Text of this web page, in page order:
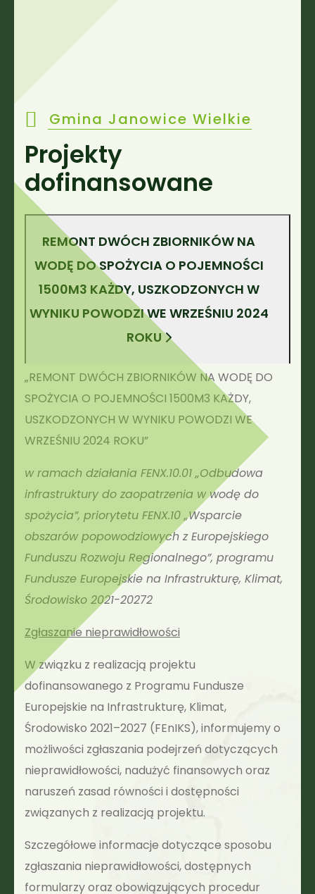
Gmina Janowice Wielkie
Projekty
dofinansowane
REMONT DWÓCH ZBIORNIKÓW NA
WODĘ DO SPOŻYCIA O POJEMNOŚCI
1500M3 KAŻDY, USZKODZONYCH W
WYNIKU POWODZI WE WRZEŚNIU 2024
ROKU
„REMONT DWÓCH ZBIORNIKÓW NA WODĘ DO
SPOŻYCIA O POJEMNOŚCI 1500M3 KAŻDY,
USZKODZONYCH W WYNIKU POWODZI WE
WRZEŚNIU 2024 ROKU”
w ramach działania FENX.10.01 „Odbudowa
infrastruktury do zaopatrzenia w wodę do
spożycia”, priorytetu FENX.10 „Wsparcie
obszarów popowodziowych z Europejskiego
Funduszu Rozwoju Regionalnego”, programu
Fundusze Europejskie na Infrastrukturę, Klimat,
Środowisko 2021-20272
Zgłaszanie nieprawidłowości
W związku z realizacją projektu
dofinansowanego z Programu Fundusze
Europejskie na Infrastrukturę, Klimat,
Środowisko 2021–2027 (FEnIKS), informujemy o
możliwości zgłaszania podejrzeń dotyczących
nieprawidłowości, nadużyć finansowych oraz
naruszeń zasad równości i dostępności
związanych z realizacją projektu.
Szczegółowe informacje dotyczące sposobu
zgłaszania nieprawidłowości, dostępnych
formularzy oraz obowiązujących procedur